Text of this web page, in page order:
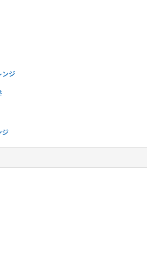
ンジ
ジ